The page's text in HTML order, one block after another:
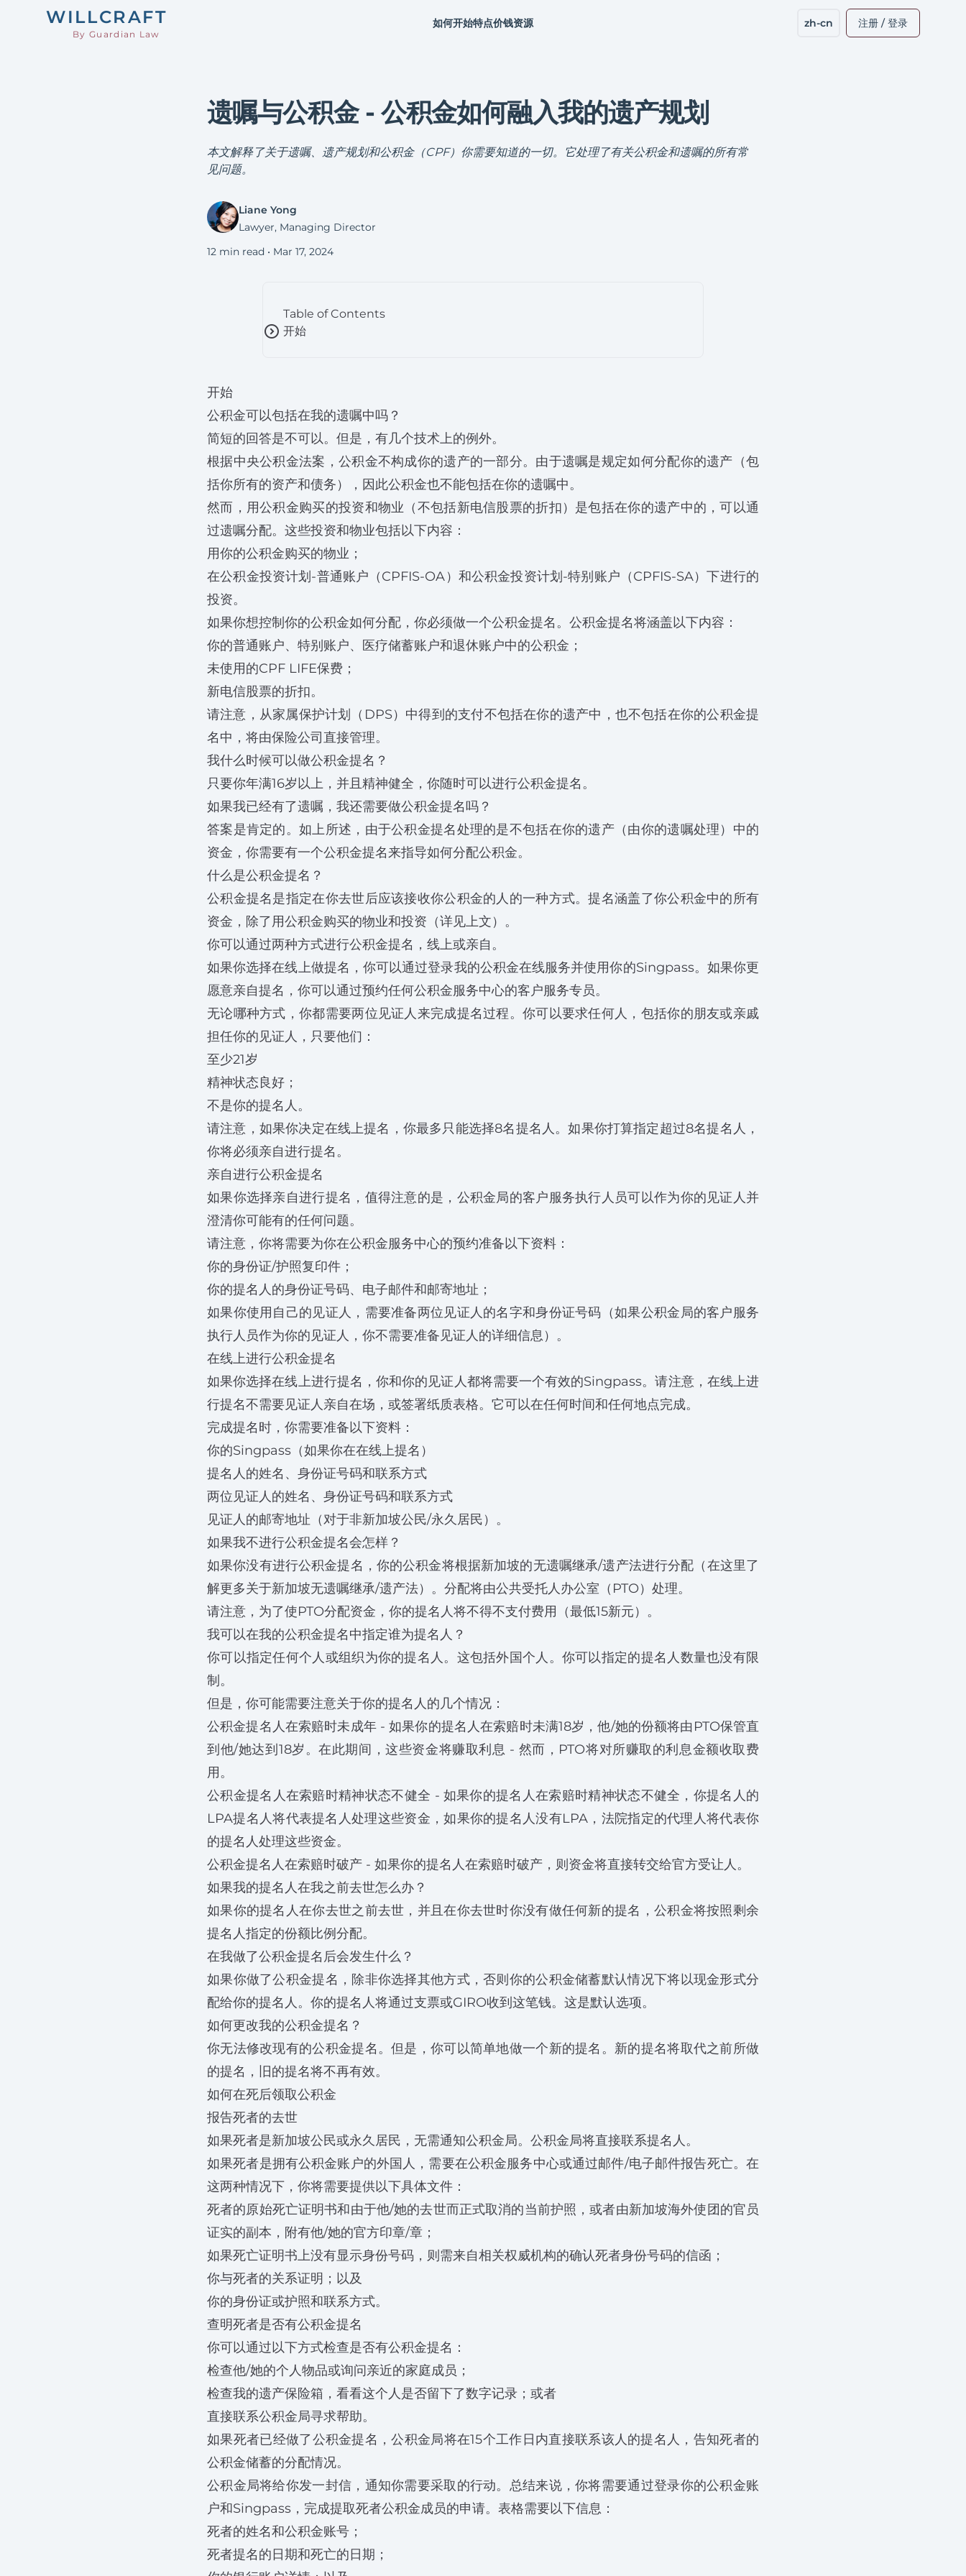
WILLCRAFT
By Guardian Law
如何开始特点价钱资源 zh-cn 注册 / 登录
遗嘱与公积金 - 公积金如何融入我的遗产规划
本文解释了关于遗嘱、遗产规划和公积金（CPF）你需要知道的一切。它处理了有关公积金和遗嘱的所有常
见问题。
Liane Yong
Lawyer, Managing Director
12 min read • Mar 17, 2024
Table of Contents
expand_circle_right 开始
开始
公积金可以包括在我的遗嘱中吗？
简短的回答是不可以。但是，有几个技术上的例外。
根据中央公积金法案，公积金不构成你的遗产的一部分。由于遗嘱是规定如何分配你的遗产（包
括你所有的资产和债务），因此公积金也不能包括在你的遗嘱中。
然而，用公积金购买的投资和物业（不包括新电信股票的折扣）是包括在你的遗产中的，可以通
过遗嘱分配。这些投资和物业包括以下内容：
用你的公积金购买的物业；
在公积金投资计划-普通账户（CPFIS-OA）和公积金投资计划-特别账户（CPFIS-SA）下进行的
投资。
如果你想控制你的公积金如何分配，你必须做一个公积金提名。公积金提名将涵盖以下内容：
你的普通账户、特别账户、医疗储蓄账户和退休账户中的公积金；
未使用的CPF LIFE保费；
新电信股票的折扣。
请注意，从家属保护计划（DPS）中得到的支付不包括在你的遗产中，也不包括在你的公积金提
名中，将由保险公司直接管理。
我什么时候可以做公积金提名？
只要你年满16岁以上，并且精神健全，你随时可以进行公积金提名。
如果我已经有了遗嘱，我还需要做公积金提名吗？
答案是肯定的。如上所述，由于公积金提名处理的是不包括在你的遗产（由你的遗嘱处理）中的
资金，你需要有一个公积金提名来指导如何分配公积金。
什么是公积金提名？
公积金提名是指定在你去世后应该接收你公积金的人的一种方式。提名涵盖了你公积金中的所有
资金，除了用公积金购买的物业和投资（详见上文）。
你可以通过两种方式进行公积金提名，线上或亲自。
如果你选择在线上做提名，你可以通过登录我的公积金在线服务并使用你的Singpass。如果你更
愿意亲自提名，你可以通过预约任何公积金服务中心的客户服务专员。
无论哪种方式，你都需要两位见证人来完成提名过程。你可以要求任何人，包括你的朋友或亲戚
担任你的见证人，只要他们：
至少21岁
精神状态良好；
不是你的提名人。
请注意，如果你决定在线上提名，你最多只能选择8名提名人。如果你打算指定超过8名提名人，
你将必须亲自进行提名。
亲自进行公积金提名
如果你选择亲自进行提名，值得注意的是，公积金局的客户服务执行人员可以作为你的见证人并
澄清你可能有的任何问题。
请注意，你将需要为你在公积金服务中心的预约准备以下资料：
你的身份证/护照复印件；
你的提名人的身份证号码、电子邮件和邮寄地址；
如果你使用自己的见证人，需要准备两位见证人的名字和身份证号码（如果公积金局的客户服务
执行人员作为你的见证人，你不需要准备见证人的详细信息）。
在线上进行公积金提名
如果你选择在线上进行提名，你和你的见证人都将需要一个有效的Singpass。请注意，在线上进
行提名不需要见证人亲自在场，或签署纸质表格。它可以在任何时间和任何地点完成。
完成提名时，你需要准备以下资料：
你的Singpass（如果你在在线上提名）
提名人的姓名、身份证号码和联系方式
两位见证人的姓名、身份证号码和联系方式
见证人的邮寄地址（对于非新加坡公民/永久居民）。
如果我不进行公积金提名会怎样？
如果你没有进行公积金提名，你的公积金将根据新加坡的无遗嘱继承/遗产法进行分配（在这里了
解更多关于新加坡无遗嘱继承/遗产法）。分配将由公共受托人办公室（PTO）处理。
请注意，为了使PTO分配资金，你的提名人将不得不支付费用（最低15新元）。
我可以在我的公积金提名中指定谁为提名人？
你可以指定任何个人或组织为你的提名人。这包括外国个人。你可以指定的提名人数量也没有限
制。
但是，你可能需要注意关于你的提名人的几个情况：
公积金提名人在索赔时未成年 - 如果你的提名人在索赔时未满18岁，他/她的份额将由PTO保管直
到他/她达到18岁。在此期间，这些资金将赚取利息 - 然而，PTO将对所赚取的利息金额收取费
用。
公积金提名人在索赔时精神状态不健全 - 如果你的提名人在索赔时精神状态不健全，你提名人的
LPA提名人将代表提名人处理这些资金，如果你的提名人没有LPA，法院指定的代理人将代表你
的提名人处理这些资金。
公积金提名人在索赔时破产 - 如果你的提名人在索赔时破产，则资金将直接转交给官方受让人。
如果我的提名人在我之前去世怎么办？
如果你的提名人在你去世之前去世，并且在你去世时你没有做任何新的提名，公积金将按照剩余
提名人指定的份额比例分配。
在我做了公积金提名后会发生什么？
如果你做了公积金提名，除非你选择其他方式，否则你的公积金储蓄默认情况下将以现金形式分
配给你的提名人。你的提名人将通过支票或GIRO收到这笔钱。这是默认选项。
如何更改我的公积金提名？
你无法修改现有的公积金提名。但是，你可以简单地做一个新的提名。新的提名将取代之前所做
的提名，旧的提名将不再有效。
如何在死后领取公积金
报告死者的去世
如果死者是新加坡公民或永久居民，无需通知公积金局。公积金局将直接联系提名人。
如果死者是拥有公积金账户的外国人，需要在公积金服务中心或通过邮件/电子邮件报告死亡。在
这两种情况下，你将需要提供以下具体文件：
死者的原始死亡证明书和由于他/她的去世而正式取消的当前护照，或者由新加坡海外使团的官员
证实的副本，附有他/她的官方印章/章；
如果死亡证明书上没有显示身份号码，则需来自相关权威机构的确认死者身份号码的信函；
你与死者的关系证明；以及
你的身份证或护照和联系方式。
查明死者是否有公积金提名
你可以通过以下方式检查是否有公积金提名：
检查他/她的个人物品或询问亲近的家庭成员；
检查我的遗产保险箱，看看这个人是否留下了数字记录；或者
直接联系公积金局寻求帮助。
如果死者已经做了公积金提名，公积金局将在15个工作日内直接联系该人的提名人，告知死者的
公积金储蓄的分配情况。
公积金局将给你发一封信，通知你需要采取的行动。总结来说，你将需要通过登录你的公积金账
户和Singpass，完成提取死者公积金成员的申请。表格需要以下信息：
死者的姓名和公积金账号；
死者提名的日期和死亡的日期；